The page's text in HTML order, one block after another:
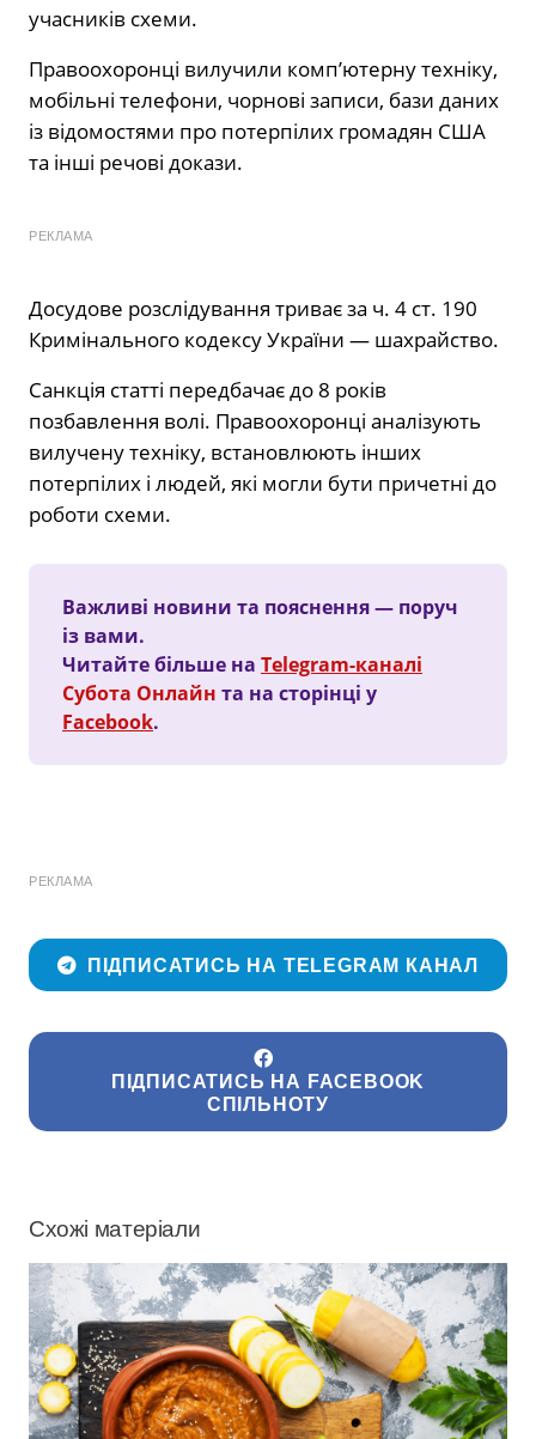
учасників схеми.
Правоохоронці вилучили комп’ютерну техніку,
мобільні телефони, чорнові записи, бази даних
із відомостями про потерпілих громадян США
та інші речові докази.
РЕКЛАМА
Досудове розслідування триває за ч. 4 ст. 190
Кримінального кодексу України — шахрайство.
Санкція статті передбачає до 8 років
позбавлення волі. Правоохоронці аналізують
вилучену техніку, встановлюють інших
потерпілих і людей, які могли бути причетні до
роботи схеми.
Важливі новини та пояснення — поруч
із вами.
Читайте більше на Telegram-каналі
Субота Онлайн та на сторінці у
Facebook.
РЕКЛАМА
ПІДПИСАТИСЬ НА TELEGRAM КАНАЛ
ПІДПИСАТИСЬ НА FACEBOOK
СПІЛЬНОТУ
Схожі матеріали